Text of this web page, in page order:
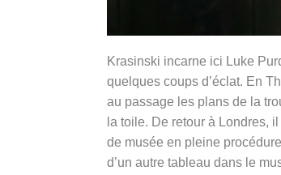
Krasinski incarne ici Luke
quelques coups d’éclat. En
au passage les plans de la
la toile. De retour à Londres,
de musée en pleine
d’un autre tableau dans le